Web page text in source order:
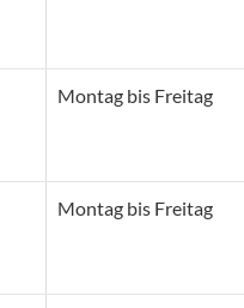
Montag bis Freitag
Montag bis Freitag